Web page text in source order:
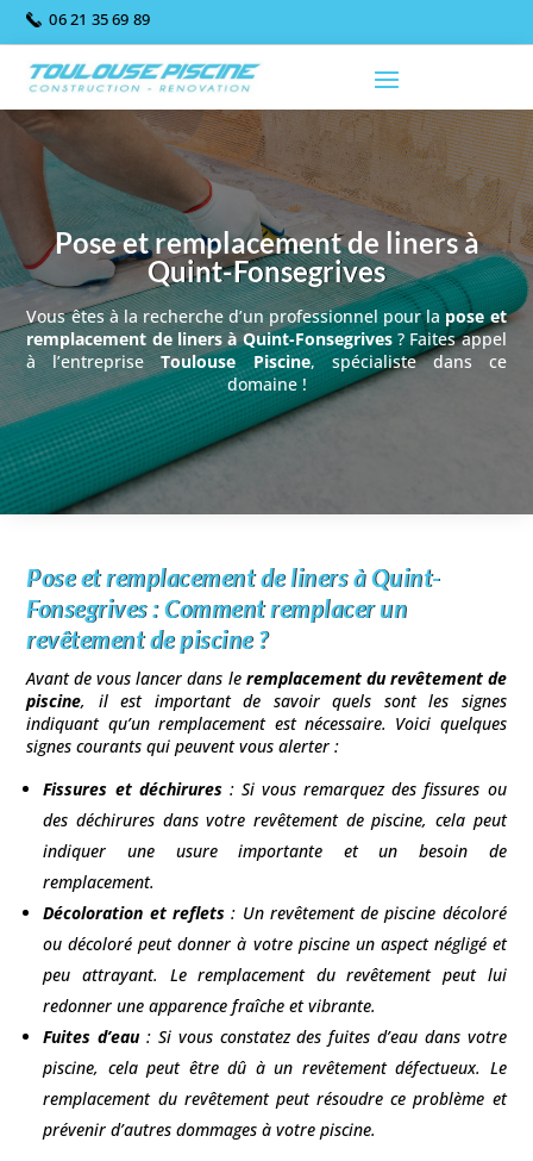
06 21 35 69 89
Pose et remplacement de liners à
Quint-Fonsegrives
Vous êtes à la recherche d’un professionnel pour la pose et
remplacement de liners à Quint-Fonsegrives? Faites appel
à l’entrepriseToulouse Piscine, spécialiste dans ce
domaine !
Pose et remplacement de liners à Quint-
Fonsegrives :Comment remplacer un
revêtement de piscine ?
Avant de vous lancer dans le remplacement du revêtement de
piscine, il est important de savoir quels sont les signes
indiquant qu’un remplacement est nécessaire. Voici quelques
signes courants qui peuvent vous alerter :
Fissures et déchirures: Si vous remarquez des fissures ou
des déchirures dans votre revêtement de piscine, cela peut
indiquer une usure importante et un besoin de
remplacement.
Décoloration et reflets: Un revêtement de piscine décoloré
ou décoloré peut donner à votre piscine un aspect négligé et
peu attrayant. Le remplacement du revêtement peut lui
redonner une apparence fraîche et vibrante.
Fuites d’eau: Si vous constatez des fuites d’eau dans votre
piscine, cela peut être dû à un revêtement défectueux. Le
remplacement du revêtement peut résoudre ce problème et
prévenir d’autres dommages à votre piscine.